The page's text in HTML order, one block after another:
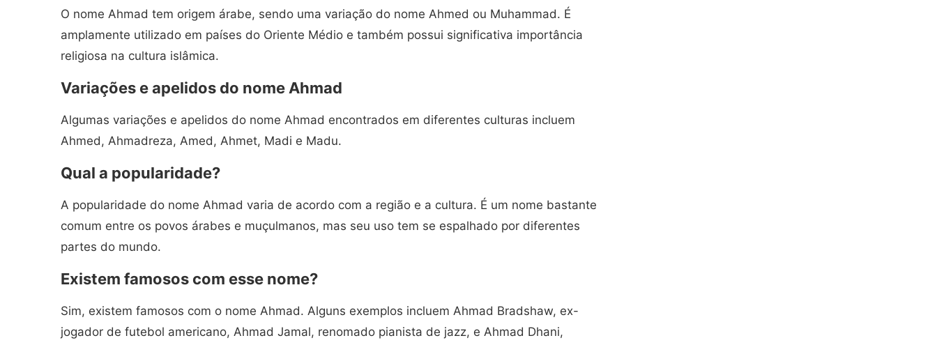
O nome Ahmad tem origem árabe, sendo uma variação do nome Ahmed ou Muhammad. É
amplamente utilizado em países do Oriente Médio e também possui significativa importância
religiosa na cultura islâmica.
Variações e apelidos do nome Ahmad
Algumas variações e apelidos do nome Ahmad encontrados em diferentes culturas incluem
Ahmed, Ahmadreza, Amed, Ahmet, Madi e Madu.
Qual a popularidade?
A popularidade do nome Ahmad varia de acordo com a região e a cultura. É um nome bastante
comum entre os povos árabes e muçulmanos, mas seu uso tem se espalhado por diferentes
partes do mundo.
Existem famosos com esse nome?
Sim, existem famosos com o nome Ahmad. Alguns exemplos incluem Ahmad Bradshaw, ex-
jogador de futebol americano, Ahmad Jamal, renomado pianista de jazz, e Ahmad Dhani,